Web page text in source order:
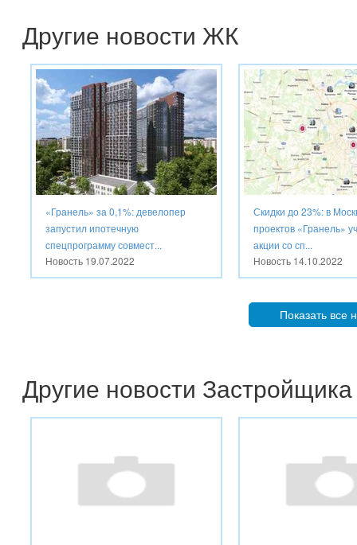
Другие новости ЖК
«Гранель» за 0,1%: девелопер
запустил ипотечную
спецпрограмму совмест...
Новость 19.07.2022
Скидки до 23%: в
проектов «Гранель»
акции со сп...
Новость 14.10.2022
Показать все
Другие новости Застройщика